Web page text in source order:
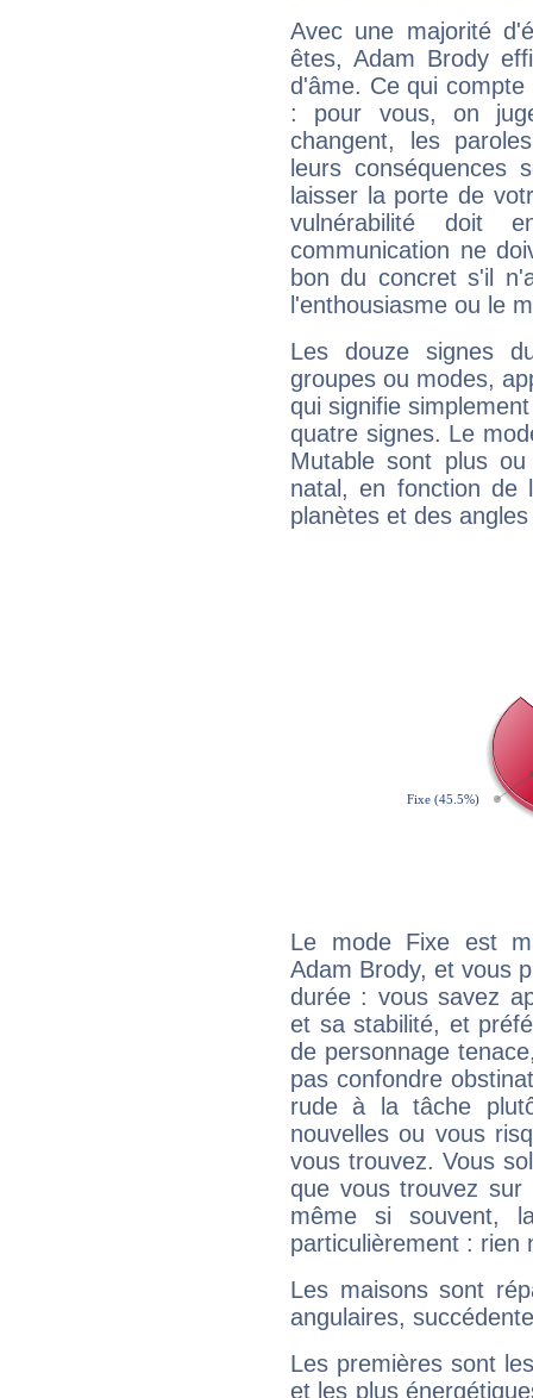
Avec une majorité
êtes, Adam Brody
d'âme. Ce qui
: pour vous, on
changent, les
leurs conséquences
laisser la porte de
vulnérabilité doit
communication ne
bon du concret s'il
l'enthousiasme ou le
Les douze signes
groupes ou modes,
qui signifie
quatre signes. Le
Mutable sont plus
natal, en fonction de
planètes et des
Le mode Fixe est
Adam Brody, et vous
durée : vous savez
et sa stabilité, et
de personnage
pas confondre
rude à la tâche
nouvelles ou vous
vous trouvez. Vous
que vous trouvez
même si souvent,
particulièrement : rien
Les maisons sont
angulaires,
Les premières sont
et les plus